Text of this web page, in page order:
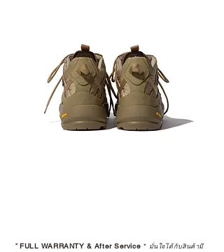
*FULL WARRANTY & After Service * มั่นใจได้กับสินค้ามี